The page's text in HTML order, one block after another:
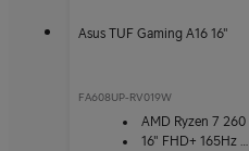
Asus TUF Gaming A16 16"
FA608UP-RV019W
AMD Ryzen 7 260
16" FHD+ 165Hz -näyttö